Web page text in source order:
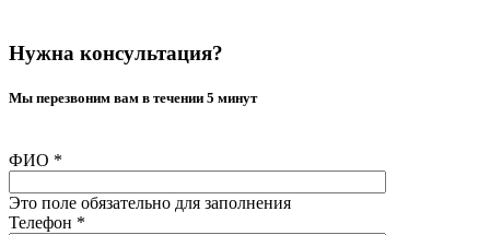
Нужна консультация?
Мы перезвоним вам в течении 5 минут
ФИО *
Это поле обязательно для заполнения
Телефон *